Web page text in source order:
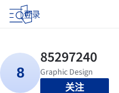
登录
关注